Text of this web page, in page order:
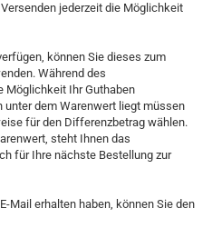
jederzeit die Möglichkeit
können Sie dieses zum
Während des
Möglichkeit Ihr Guthaben
unter dem Warenwert liegt müssen
für den Differenzbetrag wählen.
steht Ihnen das
für Ihre nächste Bestellung zur
Mail erhalten haben, können Sie den